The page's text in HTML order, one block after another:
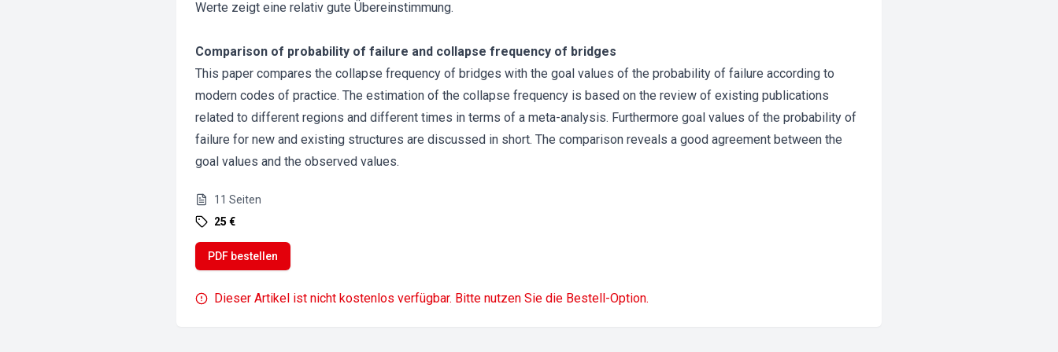
Werte zeigt eine relativ gute Übereinstimmung.
Comparison of probability of failure and collapse frequency of bridges
This paper compares the collapse frequency of bridges with the goal values of the probability of failure according to
modern codes of practice. The estimation of the collapse frequency is based on the review of existing publications
related to different regions and different times in terms of a meta-analysis. Furthermore goal values of the probability of
failure for new and existing structures are discussed in short. The comparison reveals a good agreement between the
goal values and the observed values.
11 Seiten
25 €
PDF bestellen
Dieser Artikel ist nicht kostenlos verfügbar. Bitte nutzen Sie die Bestell-Option.